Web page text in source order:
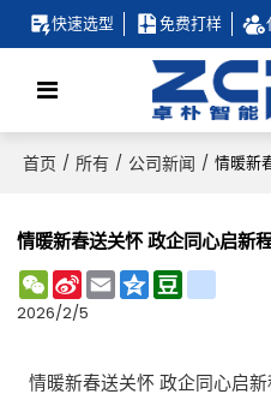
快速选型 免费打样
首页 / 所有 / 公司新闻 / 情暖新
情暖新春送关怀 政企同心启新
WeChat
Sina
Weibo
EmailQzone
2026/2/5
情暖新春送关怀 政企同心启